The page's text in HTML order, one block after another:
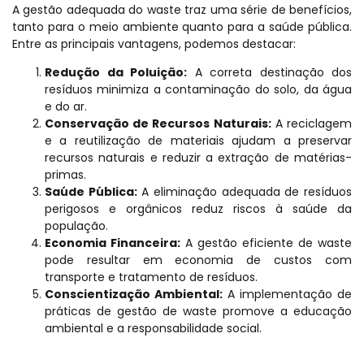
A gestão adequada do waste traz uma série de benefícios,
tanto para o meio ambiente quanto para a saúde pública.
Entre as principais vantagens, podemos destacar:
Redução da Poluição: A correta destinação dos
resíduos minimiza a contaminação do solo, da água
e do ar.
Conservação de Recursos Naturais:A reciclagem
e a reutilização de materiais ajudam a preservar
recursos naturais e reduzir a extração de matérias-
primas.
Saúde Pública:A eliminação adequada de resíduos
perigosos e orgânicos reduz riscos à saúde da
população.
Economia Financeira: A gestão eficiente de waste
pode resultar em economia de custos com
transporte e tratamento de resíduos.
Conscientização Ambiental: A implementação de
práticas de gestão de waste promove a educação
ambiental e a responsabilidade social.